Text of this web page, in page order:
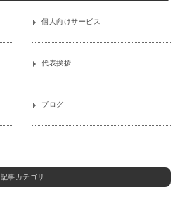
個人向けサービス
代表挨拶
ブログ
記事カテゴリ